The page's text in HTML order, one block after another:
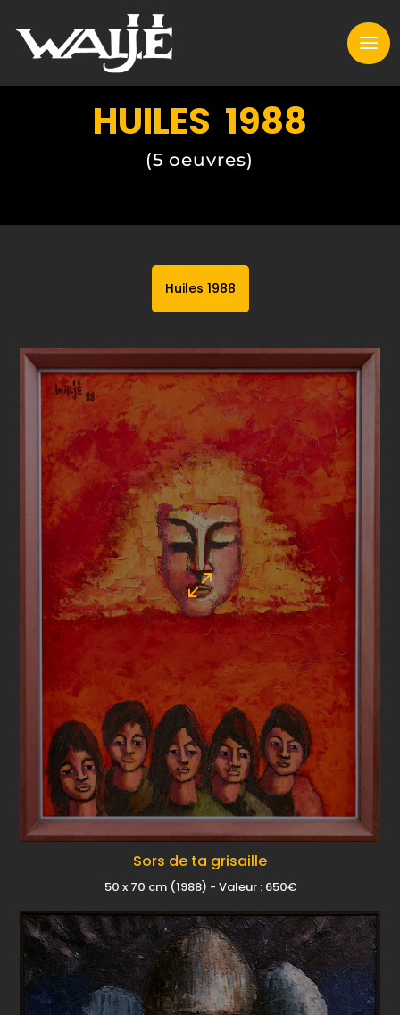
HUILES 1988
(5 oeuvres)
Huiles 1988
Sors de ta grisaille
50 x 70 cm (1988) - Valeur : 650€